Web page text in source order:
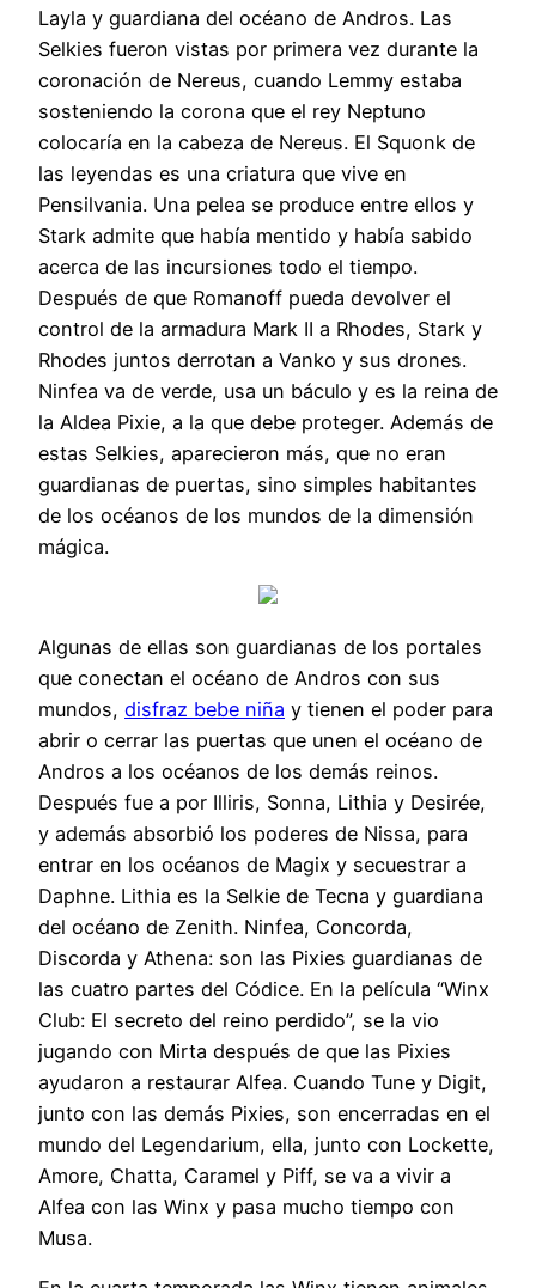
Layla y guardiana del océano de Andros. Las
Selkies fueron vistas por primera vez durante la
coronación de Nereus, cuando Lemmy estaba
sosteniendo la corona que el rey Neptuno
colocaría en la cabeza de Nereus. El Squonk de
las leyendas es una criatura que vive en
Pensilvania. Una pelea se produce entre ellos y
Stark admite que había mentido y había sabido
acerca de las incursiones todo el tiempo.
Después de que Romanoff pueda devolver el
control de la armadura Mark II a Rhodes, Stark y
Rhodes juntos derrotan a Vanko y sus drones.
Ninfea va de verde, usa un báculo y es la reina de
la Aldea Pixie, a la que debe proteger. Además de
estas Selkies, aparecieron más, que no eran
guardianas de puertas, sino simples habitantes
de los océanos de los mundos de la dimensión
mágica.
Algunas de ellas son guardianas de los portales
que conectan el océano de Andros con sus
mundos, disfraz bebe niña y tienen el poder para
abrir o cerrar las puertas que unen el océano de
Andros a los océanos de los demás reinos.
Después fue a por Illiris, Sonna, Lithia y Desirée,
y además absorbió los poderes de Nissa, para
entrar en los océanos de Magix y secuestrar a
Daphne. Lithia es la Selkie de Tecna y guardiana
del océano de Zenith. Ninfea, Concorda,
Discorda y Athena: son las Pixies guardianas de
las cuatro partes del Códice. En la película “Winx
Club: El secreto del reino perdido”, se la vio
jugando con Mirta después de que las Pixies
ayudaron a restaurar Alfea. Cuando Tune y Digit,
junto con las demás Pixies, son encerradas en el
mundo del Legendarium, ella, junto con Lockette,
Amore, Chatta, Caramel y Piff, se va a vivir a
Alfea con las Winx y pasa mucho tiempo con
Musa.